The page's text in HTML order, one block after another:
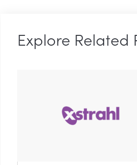
Explore Related